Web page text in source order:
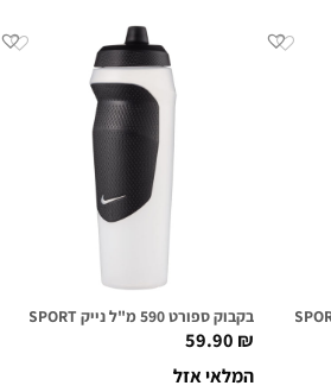
בקבוק ספורט 590 מ"ל נייק NIKE HYPERSPORT שקוף
59.90₪
המלאי אזל